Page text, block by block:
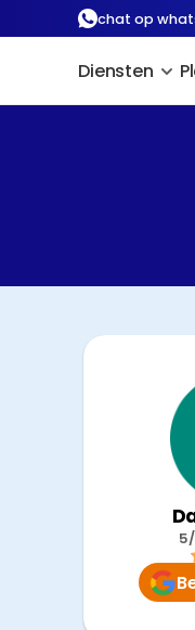
chat op
Diensten